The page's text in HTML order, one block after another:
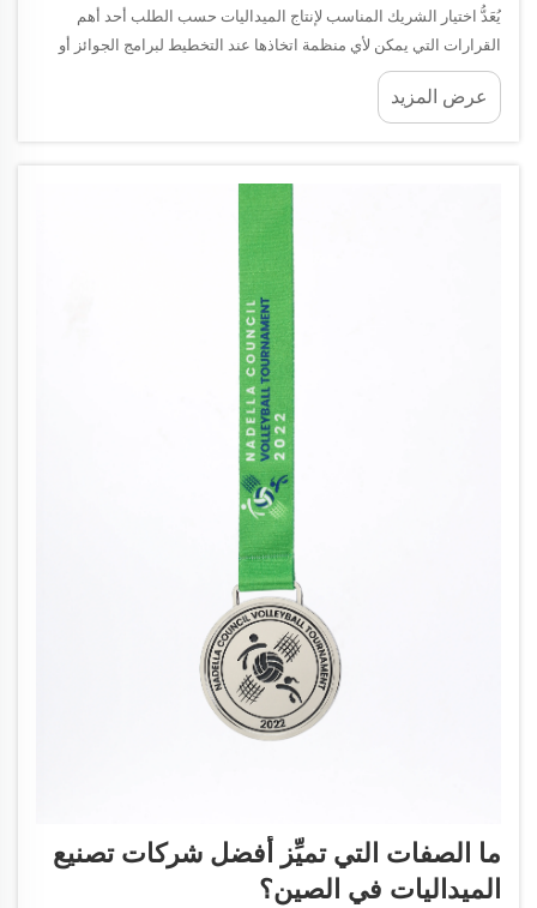
يُعَدُّ اختيار الشريك المناسب لإنتاج الميداليات حسب الطلب أحد أهم
القرارات التي يمكن لأي منظمة اتخاذها عند التخطيط لبرامج الجوائز أو
الفعاليات الرياضية أو مبادرات التقدير. فتوفر الشركات المصنعة الخبيرة
للميداليات ما هو أبعد من مجرد التصنيع...
عرض المزيد
ما الصفات التي تميِّز أفضل شركات تصنيع
الميداليات في الصين؟